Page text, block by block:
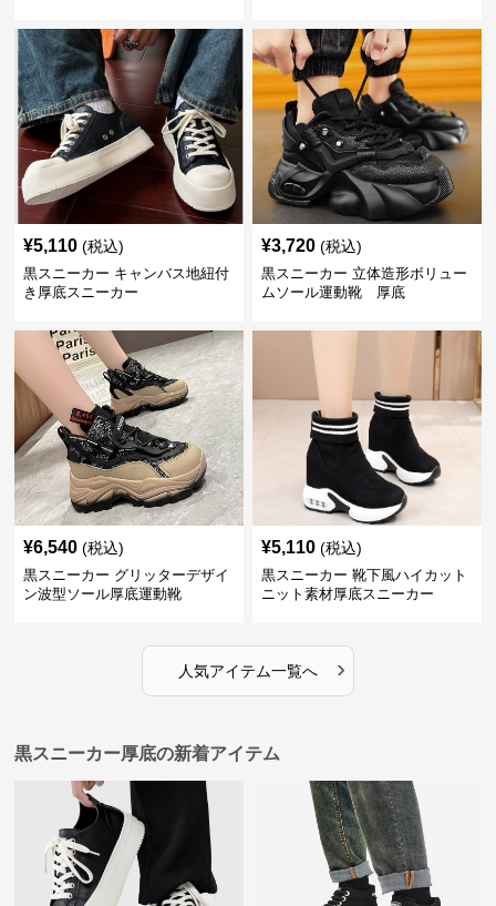
¥5,110 (税込)
黒スニーカー キャンバス地紐付
き厚底スニーカー
¥3,720 (税込)
黒スニーカー 立体造形ボリュー
ムソール運動靴 厚底
¥6,540 (税込)
黒スニーカー グリッターデザイ
ン波型ソール厚底運動靴
¥5,110 (税込)
黒スニーカー 靴下風ハイカット
ニット素材厚底スニーカー
人気アイテム一覧へ ›
黒スニーカー厚底の新着アイテム